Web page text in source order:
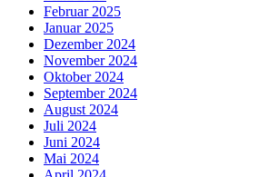
Februar 2025
Januar 2025
Dezember 2024
November 2024
Oktober 2024
September 2024
August 2024
Juli 2024
Juni 2024
Mai 2024